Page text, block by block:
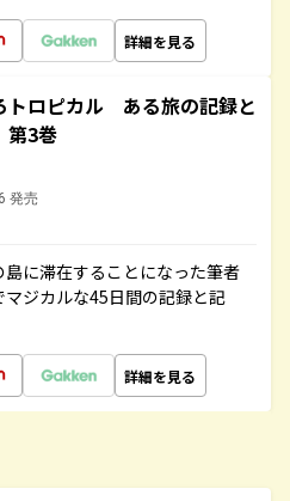
詳細を見る
トロピカル ある旅の記録と
3巻
発売
に滞在することになった筆者
ジカルな45日間の記録と記
詳細を見る